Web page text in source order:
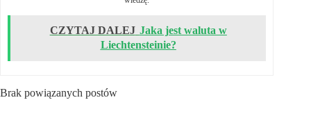
CZYTAJ DALEJ Jaka jest waluta w
Liechtensteinie?
Brak powiązanych postów